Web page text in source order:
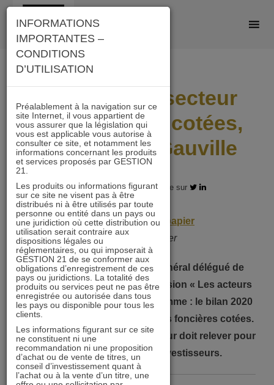
Skip
content
Les défis du secteur
des foncières cotées,
par Laurent Gauville
26.02.2021 - Partagez l'article sur
Interview de Pierrepapier
par Frédéric Tixier
Laurent Gauville, directeur général délégué de
Gestion 21, est l’invité de l’émission « Les acteurs
de la pierre-papier ». Au programme : le bilan 2020
et les perspectives 2021 pour les foncières cotées.
Mais aussi les défis que le secteur doit relever pour
retrouver la faveur des investisseurs.
INFORMATIONS
IMPORTANTES –
CONDITIONS
D’UTILISATION
Préalablement à la navigation sur ce
site Internet, il vous appartient de
vous assurer que la législation qui
vous est applicable vous autorise à
consulter ce site, et notamment les
informations concernant les produits
et services proposés par GESTION
21.
Les produits ou informations figurant
sur ce site ne visent pas à être
distribués ni à être utilisés par toute
personne ou entité dans un pays ou
une juridiction où cette distribution ou
utilisation serait contraire aux
dispositions légales ou
réglementaires, ou qui imposerait à
GESTION 21 de se conformer aux
obligations d’enregistrement de ces
pays ou juridictions. La totalité des
produits ou services peut ne pas être
enregistrée ou autorisée dans tous
les pays ou disponible pour tous les
clients.
Les informations figurant sur ce site
ne constituent ni une
recommandation ni une proposition
d’achat ou de vente de titres, un
conseil d’investissement quant à
l’achat ou à la vente d’un titre, une